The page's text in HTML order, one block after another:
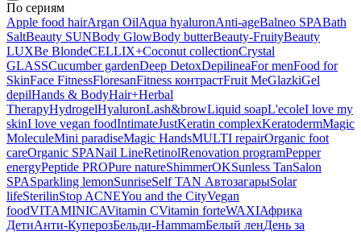
По сериям
Apple food hairArgan OilAqua hyaluronAnti-ageBalneo SPABath
SaltBeauty SUNBody GlowBody butterBeauty-FruityBeauty
LUXBe BlondeCELLIX+Coconut collectionCrystal
GLASSCucumber gardenDeep DetoxDepilineaFor menFood for
SkinFace FitnessFloresanFitness контрастFruit MeGlazkiGel
depilHands & BodyHair+Herbal
TherapyHydrogelHyaluronLash&browLiquid soapL'ecoleI love my
skinI love vegan foodIntimateJustKeratin complexKeratodermMagic
MoleculeMini paradiseMagic HandsMULTI repairOrganic foot
careOrganic SPANail LineRetinolRenovation programPepper
energyPeptide PROPure natureShimmerOKSunless TanSalon
SPASparkling lemonSunriseSelf TAN АвтозагарыSolar
lifeSterilinStop ACNEYou and the CityVegan
foodVITAMINICAVitamin CVitamin forteWAXIАфрика
ДетиАнти-КуперозБельди-HammamБелый ленДень за